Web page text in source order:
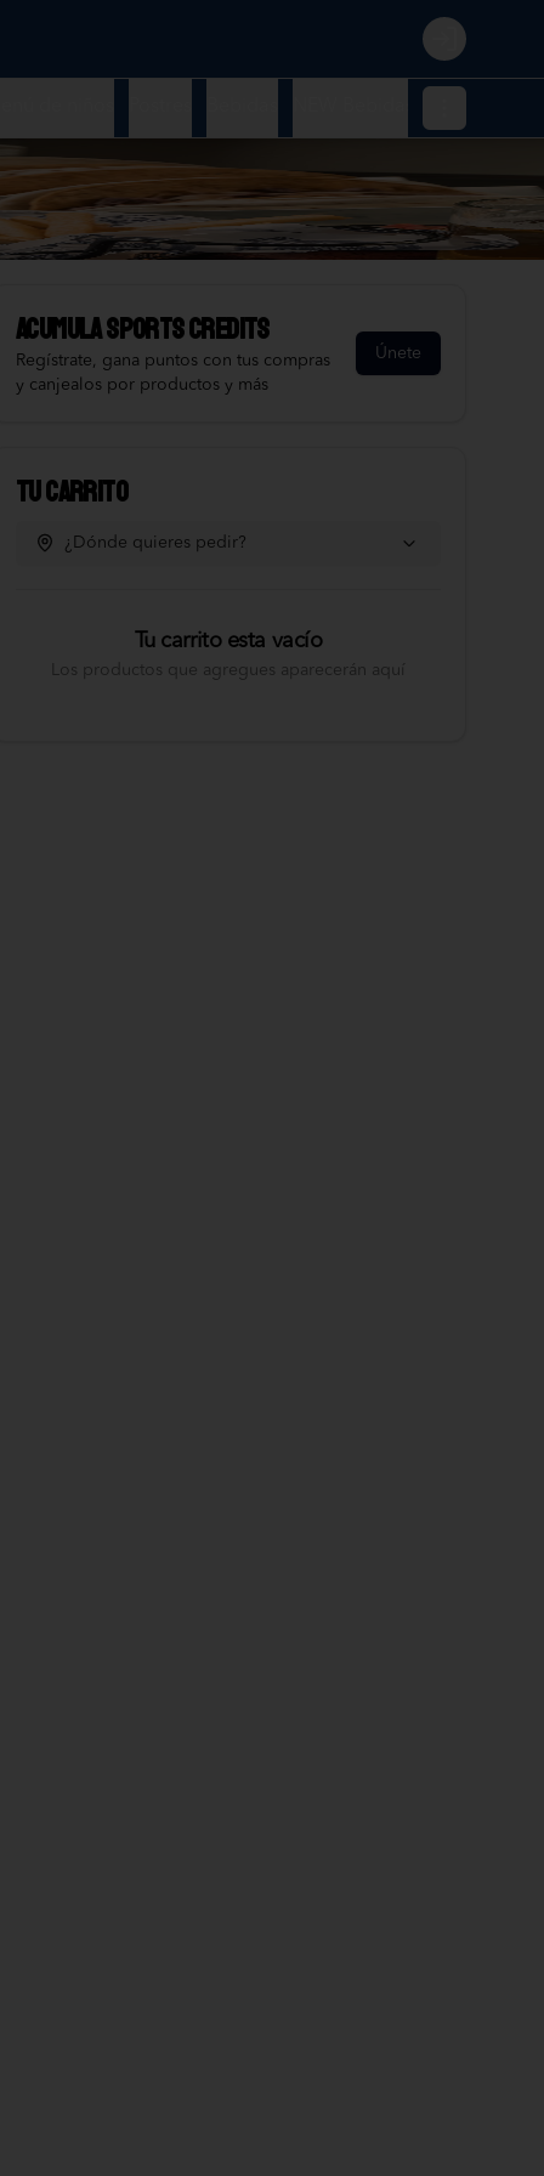
Login
AcumulaSports Credits
Regístrate, gana puntos con tus compras
y canjealos por productos y más
Únete
Tu Carrito
¿Dónde quieres pedir?
Tu carrito esta vacío
Los productos que agregues aparecerán aquí